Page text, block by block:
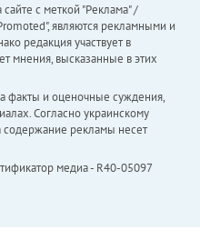
с меткой "Реклама" /
являются рекламными и
редакция участвует в
мнения, высказанные в этих
факты и оценочные суждения,
Согласно украинскому
содержание рекламы несет
медиа - R40-05097